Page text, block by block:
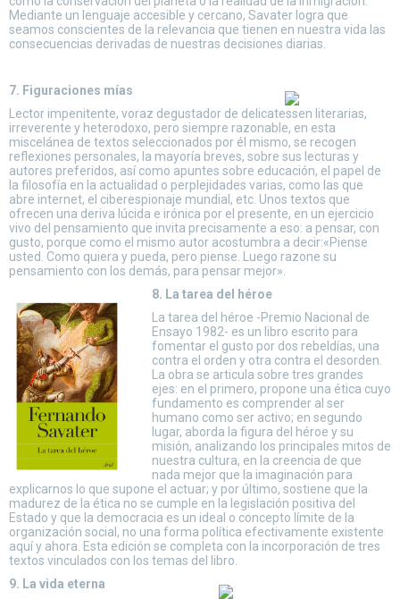
Mediante un lenguaje accesible y cercano, Savater logra que
seamos conscientes de la relevancia que tienen en nuestra vida las
consecuencias derivadas de nuestras decisiones diarias.
7. Figuraciones mías
Lector impenitente, voraz degustador de delicatessen literarias,
irreverente y heterodoxo, pero siempre razonable, en esta
miscelánea de textos seleccionados por él mismo, se recogen
reflexiones personales, la mayoría breves, sobre sus lecturas y
autores preferidos, así como apuntes sobre educación, el papel de
la filosofía en la actualidad o perplejidades varias, como las que
abre internet, el ciberespionaje mundial, etc. Unos textos que
ofrecen una deriva lúcida e irónica por el presente, en un ejercicio
vivo del pensamiento que invita precisamente a eso: a pensar, con
gusto, porque como el mismo autor acostumbra a decir:«Piense
usted. Como quiera y pueda, pero piense. Luego razone su
pensamiento con los demás, para pensar mejor».
8. La tarea del héroe
La tarea del héroe -Premio Nacional de
Ensayo 1982- es un libro escrito para
fomentar el gusto por dos rebeldías, una
contra el orden y otra contra el desorden.
La obra se articula sobre tres grandes
ejes: en el primero, propone una ética cuyo
fundamento es comprender al ser
humano como ser activo; en segundo
lugar, aborda la figura del héroe y su
misión, analizando los principales mitos de
nuestra cultura, en la creencia de que
nada mejor que la imaginación para
explicarnos lo que supone el actuar; y por último, sostiene que la
madurez de la ética no se cumple en la legislación positiva del
Estado y que la democracia es un ideal o concepto límite de la
organización social, no una forma política efectivamente existente
aquí y ahora. Esta edición se completa con la incorporación de tres
textos vinculados con los temas del libro.
9. La vida eterna